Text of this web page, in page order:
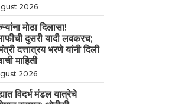
2026
मोठा दिलासा!
दुसरी यादी लवकरच;
दत्तात्रय भरणे यांनी दिली
माहिती
2026
विदर्भ मंडल यात्रेचे